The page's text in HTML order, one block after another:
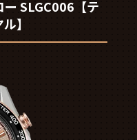
ー SLGC006【テ
】